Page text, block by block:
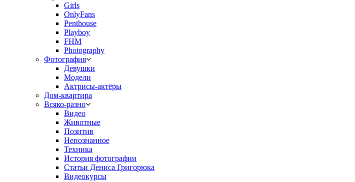
Girls
OnlyFans
Penthouse
Playboy
FHM
Photography
Фотография
Девушки
Модели
Актрисы-актёры
Дом-квартира
Всяко-разно
Видео
Животные
Позитив
Непознанное
Техника
История фотографии
Статьи Дениса Григорюка
Видеокурсы